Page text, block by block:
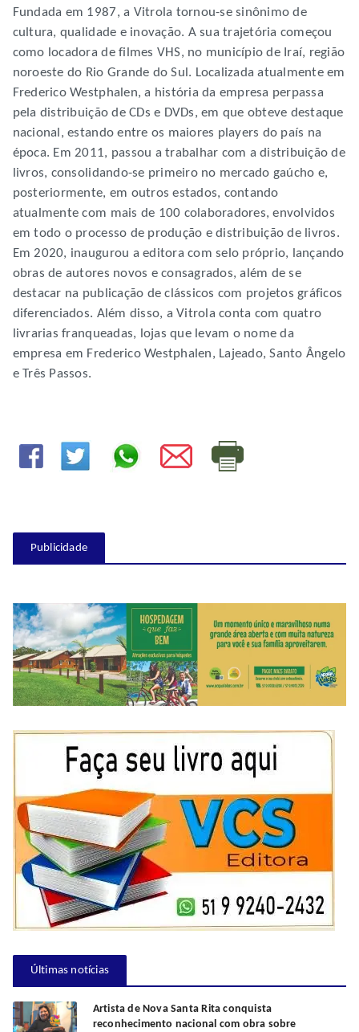
Fundada em 1987, a Vitrola tornou-se sinônimo de
cultura, qualidade e inovação. A sua trajetória começou
como locadora de filmes VHS, no município de Iraí, região
noroeste do Rio Grande do Sul. Localizada atualmente em
Frederico Westphalen, a história da empresa perpassa
pela distribuição de CDs e DVDs, em que obteve destaque
nacional, estando entre os maiores players do país na
época. Em 2011, passou a trabalhar com a distribuição de
livros, consolidando-se primeiro no mercado gaúcho e,
posteriormente, em outros estados, contando
atualmente com mais de 100 colaboradores, envolvidos
em todo o processo de produção e distribuição de livros.
Em 2020, inaugurou a editora com selo próprio, lançando
obras de autores novos e consagrados, além de se
destacar na publicação de clássicos com projetos gráficos
diferenciados. Além disso, a Vitrola conta com quatro
livrarias franqueadas, lojas que levam o nome da
empresa em Frederico Westphalen, Lajeado, Santo Ângelo
e Três Passos.
Publicidade
Últimas notícias
Artista de Nova Santa Rita conquista
reconhecimento nacional com obra sobre